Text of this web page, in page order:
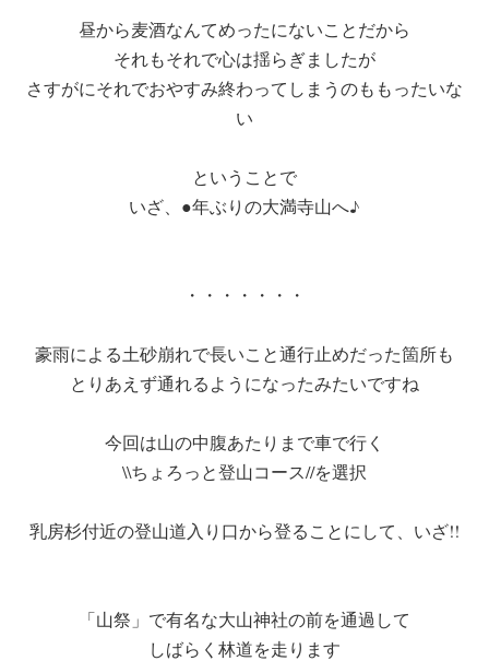
昼から麦酒なんてめったにないことだから
それもそれで心は揺らぎましたが
さすがにそれでおやすみ終わってしまうのももったいな
い
ということで
いざ、●年ぶりの大満寺山へ♪
・・・・・・・
豪雨による土砂崩れで長いこと通行止めだった箇所も
とりあえず通れるようになったみたいですね
今回は山の中腹あたりまで車で行く
\\ちょろっと登山コース//を選択
乳房杉付近の登山道入り口から登ることにして、いざ!!
「山祭」で有名な大山神社の前を通過して
しばらく林道を走ります